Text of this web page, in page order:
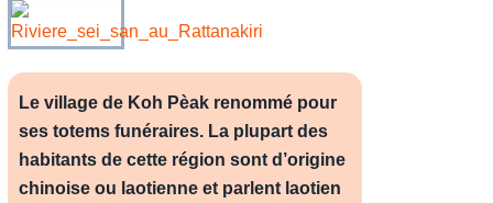
Le village de Koh Pèak renommé pour
ses totems funéraires. La plupart des
habitants de cette région sont d’origine
chinoise ou laotienne et parlent laotien